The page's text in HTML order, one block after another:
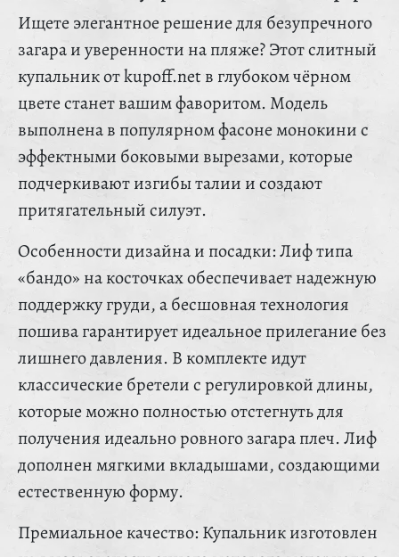
Ищете элегантное решение для безупречного
загара и уверенности на пляже? Этот слитный
купальник от kupoff.net в глубоком чёрном
цвете станет вашим фаворитом. Модель
выполнена в популярном фасоне монокини с
эффектными боковыми вырезами, которые
подчеркивают изгибы талии и создают
притягательный силуэт.
Особенности дизайна и посадки: Лиф типа
«бандо» на косточках обеспечивает надежную
поддержку груди, а бесшовная технология
пошива гарантирует идеальное прилегание без
лишнего давления. В комплекте идут
классические бретели с регулировкой длины,
которые можно полностью отстегнуть для
получения идеально ровного загара плеч. Лиф
дополнен мягкими вкладышами, создающими
естественную форму.
Премиальное качество: Купальник изготовлен